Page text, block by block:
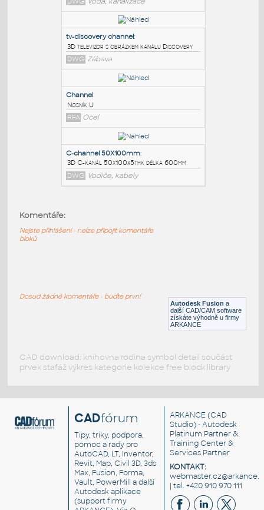
PODOBNÉ BLOKY:
2x2 channel:
DWG
tv-discovery channel
3D televizor s obrázkem kanálu Discovery
DWG Zábava
RFA Ocel
Vodiče, kabely Autodesk Fusion a
další CAD/CAM software
získáte výhodně u firmy
ARKANCE
Komentáře:
Nejste přihlášeni - nelze připojit komentáře
bloků
Dosud žádné komentáře - buďte první
CAD download: knihovna rodina symbol detail součást
prvek stafáž výkres kategorie kolekce free block library
CADfórum
Tipy, triky, podpora,
pomoc a rady pro
AutoCAD, LT, Inventor,
Revit, Map, Civil 3D, 3ds
Max, Fusion, Forma,
Vault, PowerMill a další
Autodesk aplikace
(support firmy
ARKANCE (CAD
Studio) - Autodesk
Platinum Partner &
Training Center &
Services Partner
KONTAKT:
| tel. +420 910 970 111